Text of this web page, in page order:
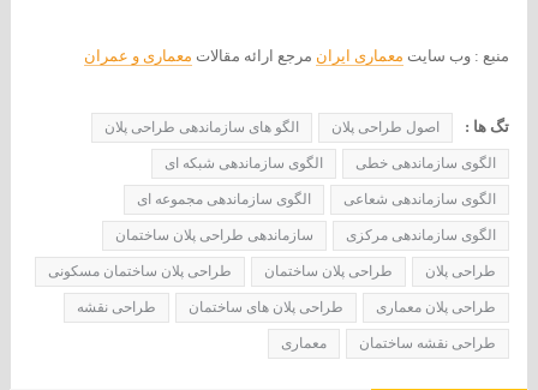
منبع : وب سایت معماری ایران مرجع ارائه مقالات معماری و عمران
تگ ها : اصول طراحی پلان الگو های سازماندهی طراحی پلان
الگوی سازماندهی خطی الگوی سازماندهی شبکه ای
الگوی سازماندهی شعاعی الگوی سازماندهی مجموعه ای
الگوی سازماندهی مرکزی سازماندهی طراحی پلان ساختمان
طراحی پلان طراحی پلان ساختمان طراحی پلان ساختمان مسکونی
طراحی پلان معماری طراحی پلان های ساختمان طراحی نقشه
طراحی نقشه ساختمان معماری